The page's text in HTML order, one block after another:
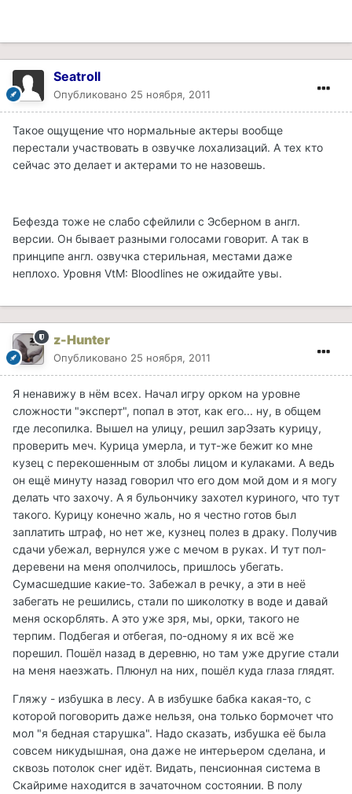
Seatroll
Опубликовано 25 ноября, 2011
Такое ощущение что нормальные актеры вообще
перестали участвовать в озвучке лохализаций. А тех кто
сейчас это делает и актерами то не назовешь.
Бефезда тоже не слабо сфейлили с Эсберном в англ.
версии. Он бывает разными голосами говорит. А так в
принципе англ. озвучка стерильная, местами даже
неплохо. Уровня VtM: Bloodlines не ожидайте увы.
z-Hunter
Опубликовано 25 ноября, 2011
Я ненавижу в нём всех. Начал игру орком на уровне
сложности "эксперт", попал в этот, как его... ну, в общем
где лесопилка. Вышел на улицу, решил зарЭзать курицу,
проверить меч. Курица умерла, и тут-же бежит ко мне
кузец с перекошенным от злобы лицом и кулаками. А ведь
он ещё минуту назад говорил что его дом мой дом и я могу
делать что захочу. А я бульончику захотел куриного, что тут
такого. Курицу конечно жаль, но я честно готов был
заплатить штраф, но нет же, кузнец полез в драку. Получив
сдачи убежал, вернулся уже с мечом в руках. И тут пол-
деревени на меня ополчилось, пришлось убегать.
Сумасшедшие какие-то. Забежал в речку, а эти в неё
забегать не решились, стали по шиколотку в воде и давай
меня оскорблять. А это уже зря, мы, орки, такого не
терпим. Подбегая и отбегая, по-одному я их всё же
порешил. Пошёл назад в деревню, но там уже другие стали
на меня наезжать. Плюнул на них, пошёл куда глаза глядят.
Гляжу - избушка в лесу. А в избушке бабка какая-то, с
которой поговорить даже нельзя, она только бормочет что
мол "я бедная старушка". Надо сказать, избушка её была
совсем никудышная, она даже не интерьером сделана, и
сквозь потолок снег идёт. Видать, пенсионная система в
Скайриме находится в зачаточном состоянии. В полу